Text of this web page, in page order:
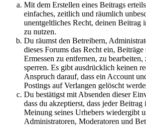
Mit dem Erstellen eines Beitrags
einfaches, zeitlich und räumlich
unentgeltliches Recht, deinen Beitrag
zu nutzen.
Du räumst den Betreibern,
dieses Forums das Recht ein, Beiträge
Ermessen zu entfernen, zu
sperren. Es gibt ausdrücklich keinen
Anspruch darauf, dass ein Account
Postings auf Verlangen gelöscht
Du bestätigst mit Absenden dieser
dass du akzeptierst, dass jeder
Meinung seines Urhebers wiedergibt
Administratoren, Moderatoren und